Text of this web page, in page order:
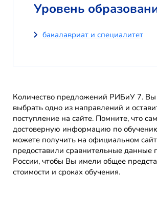
Уровень
бакалавриат и специалитет
Количество предложений РИБиУ 7.
выбрать одно из направлений и
поступление на сайте. Помните, что
достоверную информацию по
можете получить на официальном
предоставили сравнительные данные
России, чтобы Вы имели общее
стоимости и сроках обучения.